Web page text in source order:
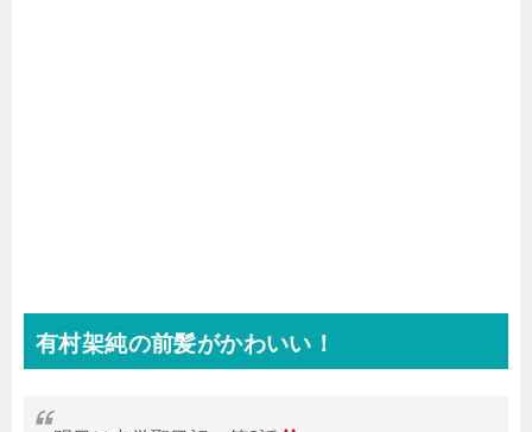
有村架純の前髪がかわいい！